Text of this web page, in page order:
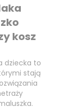
kosz
dziecka to
stają